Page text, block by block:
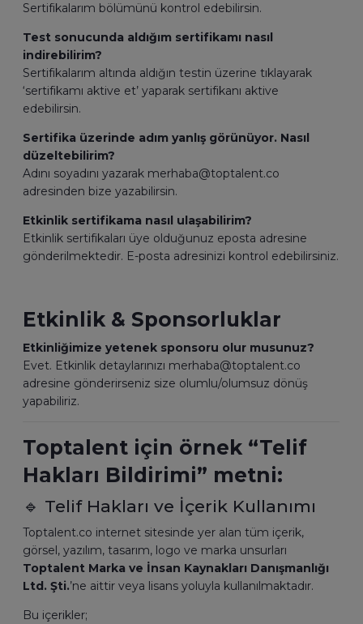
Sertifikalarım bölümünü kontrol edebilirsin.
Test sonucunda aldığım sertifikamı nasıl
indirebilirim?
Sertifikalarım altında aldığın testin üzerine tıklayarak
‘sertifikamı aktive et’ yaparak sertifikanı aktive
edebilirsin.
Sertifika üzerinde adım yanlış görünüyor. Nasıl
düzeltebilirim?
Adını soyadını yazarak merhaba@toptalent.co
adresinden bize yazabilirsin.
Etkinlik sertifikama nasıl ulaşabilirim?
Etkinlik sertifikaları üye olduğunuz eposta adresine
gönderilmektedir. E-posta adresinizi kontrol edebilirsiniz.
Etkinlik & Sponsorluklar
Etkinliğimize yetenek sponsoru olur musunuz?
Evet. Etkinlik detaylarınızı merhaba@toptalent.co
adresine gönderirseniz size olumlu/olumsuz dönüş
yapabiliriz.
Toptalent için örnek “Telif
Hakları Bildirimi” metni:
🔹 Telif Hakları ve İçerik Kullanımı
Toptalent.co internet sitesinde yer alan tüm içerik,
görsel, yazılım, tasarım, logo ve marka unsurları
Toptalent Marka ve İnsan Kaynakları Danışmanlığı
Ltd. Şti.’ne aittir veya lisans yoluyla kullanılmaktadır.
Bu içerikler;